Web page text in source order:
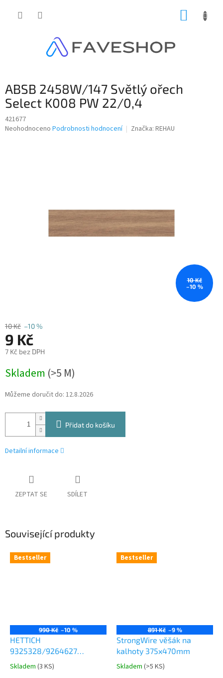
ABSB 2458W/147 Světlý ořech
Select K008 PW 22/0,4
421677
Průměrné
Neohodnoceno Podrobnosti hodnocení Značka: REHAU
10 Kč
–10 %
10 Kč –10 %
9 Kč
7 Kč bez DPH
cena:
Skladem (>5 M)
Můžeme doručit do: 12.8.2026
Přidat do košíku
Detailní informace
ZEPTAT SE SDÍLET
Související produkty
Bestseller
990 Kč –10 %
HETTICH
9325328/9264627
Comfort Spin 360° otočná
police 8kg
Průměrné
Skladem (3 KS)
Bestseller
891 Kč –9 %
StrongWire věšák na
kalhoty 375x470mm
Průměrné
Skladem (>5 KS)